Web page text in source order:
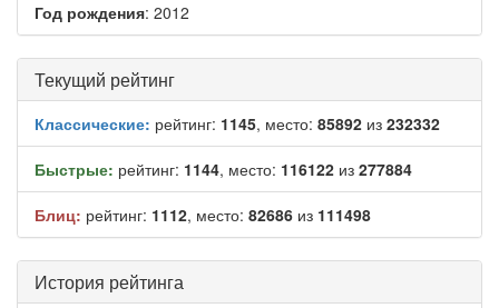
Год рождения: 2012
Текущий рейтинг
Классические: рейтинг: 1145, место: 85892 из 232332
Быстрые: рейтинг: 1144, место: 116122 из 277884
Блиц: рейтинг: 1112, место: 82686 из 111498
История рейтинга